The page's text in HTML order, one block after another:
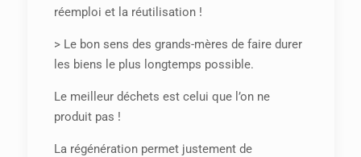
réemploi et la réutilisation !
> Le bon sens des grands-mères de faire durer
les biens le plus longtemps possible.
Le meilleur déchets est celui que l’on ne
produit pas !
La régénération permet justement de